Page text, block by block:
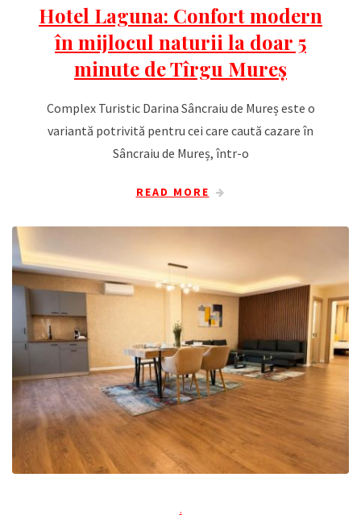
Hotel Laguna: Confort modern
în mijlocul naturii la doar 5
minute de Tîrgu Mureș
Complex Turistic Darina Sâncraiu de Mureș este o
variantă potrivită pentru cei care caută cazare în
Sâncraiu de Mureș, într-o
READ MORE
.